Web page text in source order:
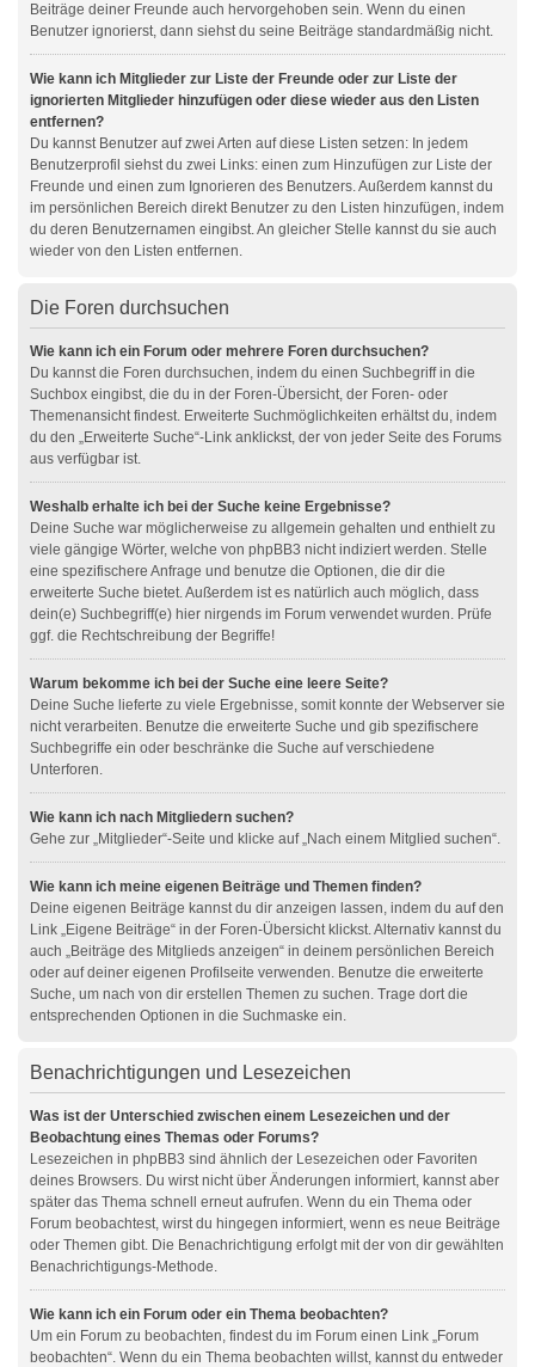
Beiträge deiner Freunde auch hervorgehoben sein. Wenn du einen
Benutzer ignorierst, dann siehst du seine Beiträge standardmäßig nicht.
Wie kann ich Mitglieder zur Liste der Freunde oder zur Liste der
ignorierten Mitglieder hinzufügen oder diese wieder aus den Listen
entfernen?
Du kannst Benutzer auf zwei Arten auf diese Listen setzen: In jedem
Benutzerprofil siehst du zwei Links: einen zum Hinzufügen zur Liste der
Freunde und einen zum Ignorieren des Benutzers. Außerdem kannst du
im persönlichen Bereich direkt Benutzer zu den Listen hinzufügen, indem
du deren Benutzernamen eingibst. An gleicher Stelle kannst du sie auch
wieder von den Listen entfernen.
Die Foren durchsuchen
Wie kann ich ein Forum oder mehrere Foren durchsuchen?
Du kannst die Foren durchsuchen, indem du einen Suchbegriff in die
Suchbox eingibst, die du in der Foren-Übersicht, der Foren- oder
Themenansicht findest. Erweiterte Suchmöglichkeiten erhältst du, indem
du den „Erweiterte Suche“-Link anklickst, der von jeder Seite des Forums
aus verfügbar ist.
Weshalb erhalte ich bei der Suche keine Ergebnisse?
Deine Suche war möglicherweise zu allgemein gehalten und enthielt zu
viele gängige Wörter, welche von phpBB3 nicht indiziert werden. Stelle
eine spezifischere Anfrage und benutze die Optionen, die dir die
erweiterte Suche bietet. Außerdem ist es natürlich auch möglich, dass
dein(e) Suchbegriff(e) hier nirgends im Forum verwendet wurden. Prüfe
ggf. die Rechtschreibung der Begriffe!
Warum bekomme ich bei der Suche eine leere Seite?
Deine Suche lieferte zu viele Ergebnisse, somit konnte der Webserver sie
nicht verarbeiten. Benutze die erweiterte Suche und gib spezifischere
Suchbegriffe ein oder beschränke die Suche auf verschiedene
Unterforen.
Wie kann ich nach Mitgliedern suchen?
Gehe zur „Mitglieder“-Seite und klicke auf „Nach einem Mitglied suchen“.
Wie kann ich meine eigenen Beiträge und Themen finden?
Deine eigenen Beiträge kannst du dir anzeigen lassen, indem du auf den
Link „Eigene Beiträge“ in der Foren-Übersicht klickst. Alternativ kannst du
auch „Beiträge des Mitglieds anzeigen“ in deinem persönlichen Bereich
oder auf deiner eigenen Profilseite verwenden. Benutze die erweiterte
Suche, um nach von dir erstellen Themen zu suchen. Trage dort die
entsprechenden Optionen in die Suchmaske ein.
Benachrichtigungen und Lesezeichen
Was ist der Unterschied zwischen einem Lesezeichen und der
Beobachtung eines Themas oder Forums?
Lesezeichen in phpBB3 sind ähnlich der Lesezeichen oder Favoriten
deines Browsers. Du wirst nicht über Änderungen informiert, kannst aber
später das Thema schnell erneut aufrufen. Wenn du ein Thema oder
Forum beobachtest, wirst du hingegen informiert, wenn es neue Beiträge
oder Themen gibt. Die Benachrichtigung erfolgt mit der von dir gewählten
Benachrichtigungs-Methode.
Wie kann ich ein Forum oder ein Thema beobachten?
Um ein Forum zu beobachten, findest du im Forum einen Link „Forum
beobachten“. Wenn du ein Thema beobachten willst, kannst du entweder